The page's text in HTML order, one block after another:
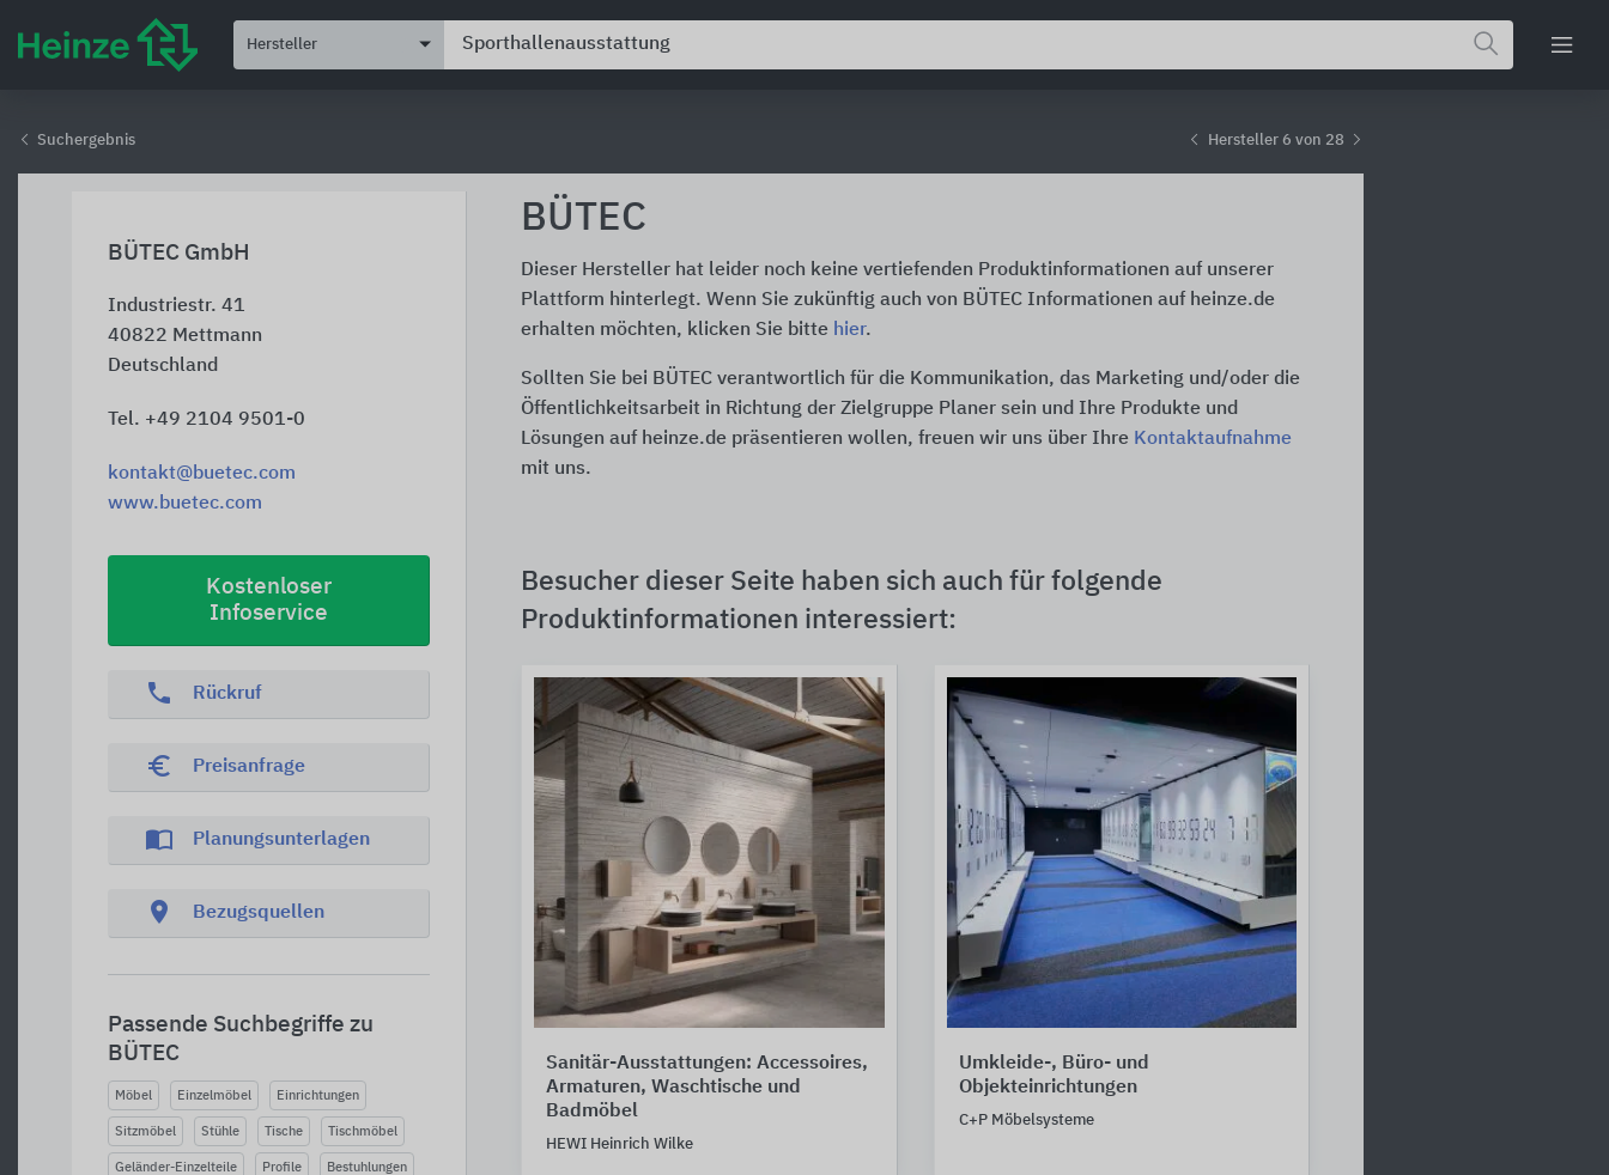
Hersteller
Suchergebnis Hersteller 6 von 28
BÜTEC GmbH
Industriestr. 41
40822 Mettmann
Deutschland
Tel. +49 2104 9501-0
kontakt@buetec.com
www.buetec.com
Kostenloser
Infoservice
phone Rückruf
euro_symbol Preisanfrage
import_contacts Planungsunterlagen
location_on Bezugsquellen
Passende Suchbegriffe zu
BÜTEC
Möbel Einzelmöbel Einrichtungen
Sitzmöbel Stühle Tische Tischmöbel
Geländer-Einzelteile Profile Bestuhlungen
BÜTEC
Dieser Hersteller hat leider noch keine vertiefenden Produktinformationen auf unserer
Plattform hinterlegt. Wenn Sie zukünftig auch von BÜTEC Informationen auf heinze.de
erhalten möchten, klicken Sie bitte hier.
Sollten Sie bei BÜTEC verantwortlich für die Kommunikation, das Marketing und/oder die
Öffentlichkeitsarbeit in Richtung der Zielgruppe Planer sein und Ihre Produkte und
Lösungen auf heinze.de präsentieren wollen, freuen wir uns über Ihre Kontaktaufnahme
mit uns.
Besucher dieser Seite haben sich auch für folgende
Produktinformationen interessiert:
Sanitär-Ausstattungen: Accessoires,
Armaturen, Waschtische und
Badmöbel
HEWI Heinrich Wilke
Umkleide-, Büro- und
Objekteinrichtungen
C+P Möbelsysteme